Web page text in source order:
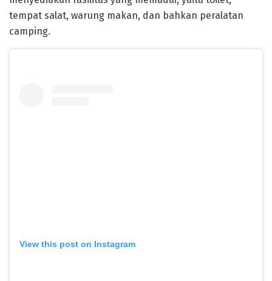
tempat salat, warung makan, dan bahkan peralatan
camping.
View this post on Instagram